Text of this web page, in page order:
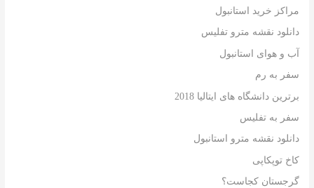
مراکز خرید استانبول
دانلود نقشه مترو تفلیس
آب و هوای استانبول
سفر به رم
برترین دانشگاه های ایتالیا 2018
سفر به تفلیس
دانلود نقشه مترو استانبول
کاخ توپکاپی
گرجستان کجاست؟